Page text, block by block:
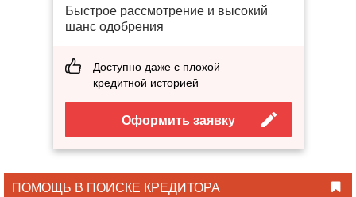
Быстрое рассмотрение и высокий
шанс одобрения
Доступно даже с плохой
кредитной историей
Оформить заявку
ПОМОЩЬ В ПОИСКЕ КРЕДИТОРА